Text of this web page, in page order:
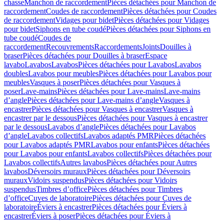
chasseManchon de raccordementPièces détachées pour Manchon de
raccordementCoudes de raccordementPièces détachées pour Coudes
de raccordementVidages pour bidetPièces détachées pour Vidages
pour bidetSiphons en tube coudéPièces détachées pour Siphons en
tube coudéCoudes de
raccordementRecouvrementsRaccordementsJointsDouilles à
braserPièces détachées pour Douilles à braserEspace
lavaboLavabosLavabosPièces détachées pour LavabosLavabos
doublesLavabos pour meublesPièces détachées pour Lavabos pour
meublesVasques à poserPièces détachées pour Vasques à
poserLave-mainsPièces détachées pour Lave-mainsLave-mains
d’anglePièces détachées pour Lave-mains d’angleVasques à
encastrerPièces détachées pour Vasques à encastrerVasques à
encastrer par le dessousPièces détachées pour Vasques à encastrer
par le dessousLavabos d’anglePièces détachées pour Lavabos
d’angleLavabos collectifsLavabos adaptés PMRPièces détachées
pour Lavabos adaptés PMRLavabos pour enfantsPièces détachées
pour Lavabos pour enfantsLavabos collectifsPièces détachées pour
Lavabos collectifsAutres lavabosPièces détachées pour Autres
lavabosDéversoirs murauxPièces détachées pour Déversoirs
murauxVidoirs suspendusPièces détachées pour Vidoirs
suspendusTimbres dʼofficePièces détachées pour Timbres
dʼofficeCuves de laboratoirePièces détachées pour Cuves de
laboratoireÉviers à encastrerPièces détachées pour Éviers à
encastrerÉviers à poserPièces détachées pour Éviers à